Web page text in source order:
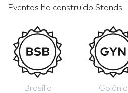
Eventos ha construido Stands
Brasília Goiânia